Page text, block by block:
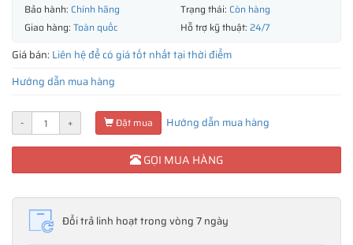
Bảo hành: Chính hãng Trạng thái: Còn hàng
Giao hàng: Toàn quốc Hỗ trợ kỹ thuật: 24/7
Giá bán: Liên hệ để có giá tốt nhất tại thời điểm
Hướng dẫn mua hàng
- + Đặt mua Hướng dẫn mua hàng
GỌI MUA HÀNG
Đổi trả linh hoạt trong vòng 7 ngày